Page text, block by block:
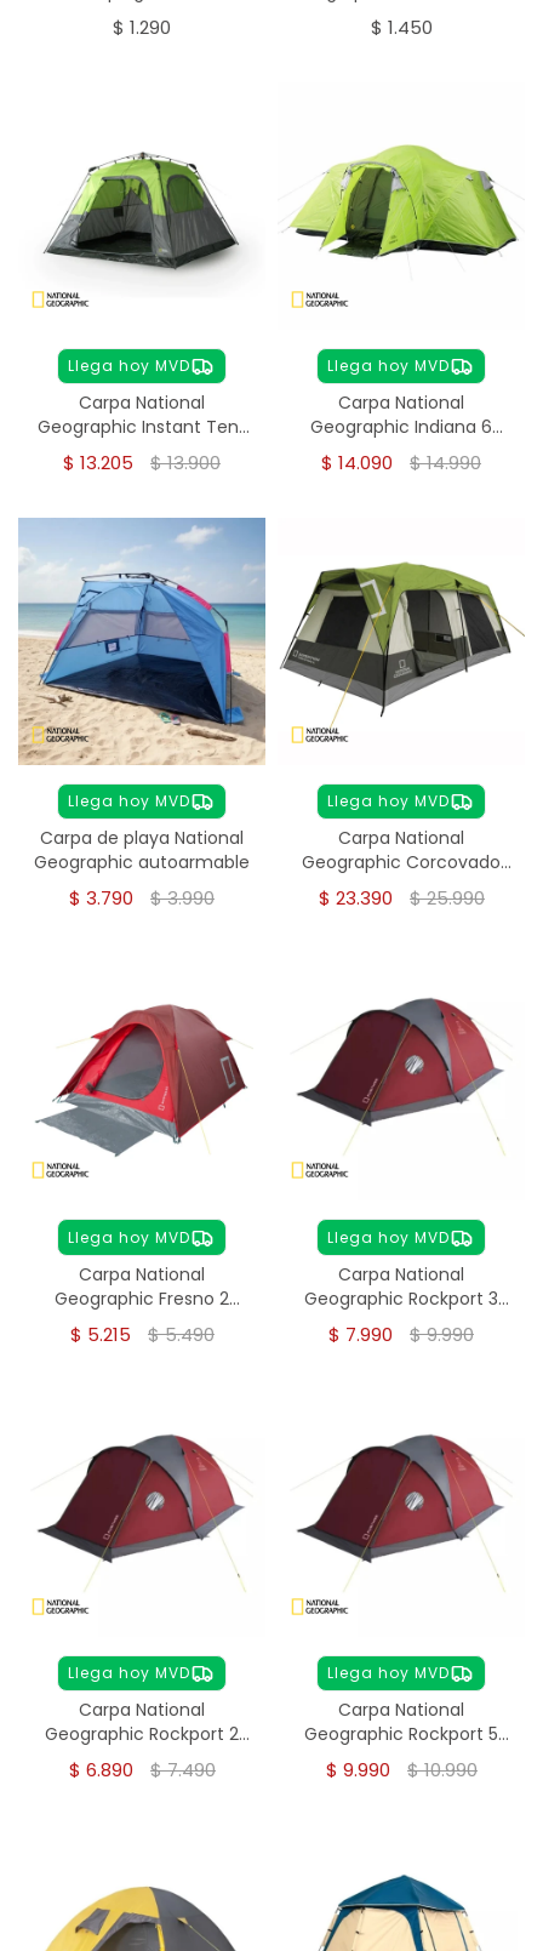
Geographic 10 en 1
$ 1.290
Azul
$ 1.450
Llega hoy MVD
Carpa National
Geographic Instant Tent
4 personas
$ 13.205 $13.900
Llega hoy MVD
Carpa National
Geographic Indiana 6
personas
$ 14.090 $14.990
Llega hoy MVD
Carpa de playa National
Geographic autoarmable
$ 3.790 $3.990
Llega hoy MVD
Carpa National
Geographic Corcovado
8-10 personas
$ 23.390 $25.990
Llega hoy MVD
Carpa National
Geographic Fresno 2
personas
$ 5.215 $5.490
Llega hoy MVD
Carpa National
Geographic Rockport 3
personas
$ 7.990 $9.990
Llega hoy MVD
Carpa National
Geographic Rockport 2
Personas
$ 6.890 $7.490
Llega hoy MVD
Carpa National
Geographic Rockport 5
Personas
$ 9.990 $10.990